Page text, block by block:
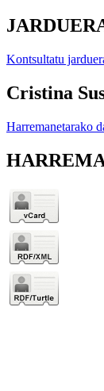
Kontsultatu
Cristina
Harremanetarako